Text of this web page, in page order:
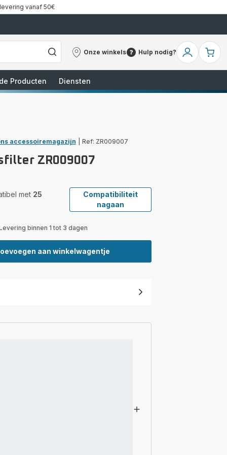
vanaf 50€
Onze winkels
Onze
Hulp nodig?
Hulp
Mijn
Producten
Diensten
accessoiremagazijn Ref: ZR009007
ZR009007
met 25
Compatibiliteit
nagaan
binnen 1 tot 3 dagen
aan winkelwagentje